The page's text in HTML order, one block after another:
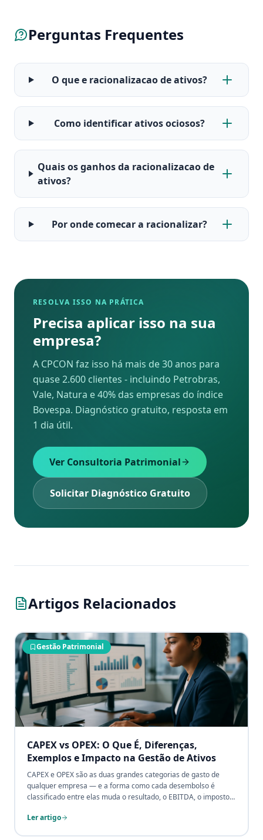
Perguntas Frequentes
O que e racionalizacao de ativos?
Como identificar ativos ociosos?
Quais os ganhos da racionalizacao de
ativos?
Por onde comecar a racionalizar?
RESOLVA ISSO NA PRÁTICA
Precisa aplicar isso na sua
empresa?
A CPCON faz isso há mais de 30 anos para
quase 2.600 clientes - incluindo Petrobras,
Vale, Natura e 40% das empresas do índice
Bovespa. Diagnóstico gratuito, resposta em
1 dia útil.
Ver Consultoria Patrimonial
Solicitar Diagnóstico Gratuito
Artigos Relacionados
Gestão Patrimonial
CAPEX vs OPEX: O Que É, Diferenças,
Exemplos e Impacto na Gestão de Ativos
CAPEX e OPEX são as duas grandes categorias de gasto de
qualquer empresa — e a forma como cada desembolso é
classificado entre elas muda o resultado, o EBITDA, o imposto a
companhia. Confundir CAPEX (investimento em ativos de longa
Ler artigo